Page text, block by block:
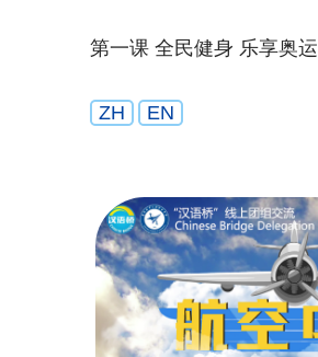
第一课 全民健身 乐享奥运
ZH EN